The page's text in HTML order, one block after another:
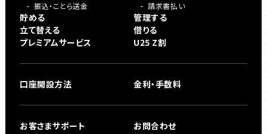
振込・ことら送金
請求書払い
貯める
管理する
立て替える
借りる
プレミアムサービス
U25 Z割
口座開設方法 金利・手数料
お客さまサポート お問合わせ